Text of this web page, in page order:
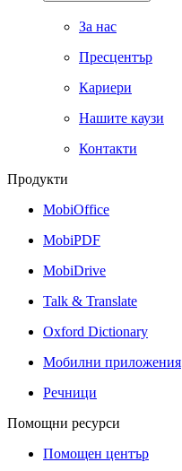
За нас
Пресцентър
Кариери
Нашите каузи
Контакти
Продукти
MobiOffice
MobiPDF
MobiDrive
Talk & Translate
Oxford Dictionary
Мобилни приложения
Речници
Помощни ресурси
Помощен център